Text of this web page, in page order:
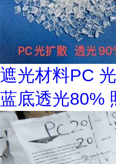
遮光材料PC
蓝底透光80%